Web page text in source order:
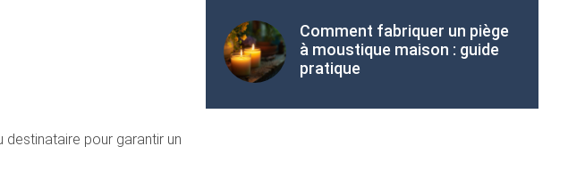
pour garantir un
Comment fabriquer un piège
à moustique maison : guide
pratique